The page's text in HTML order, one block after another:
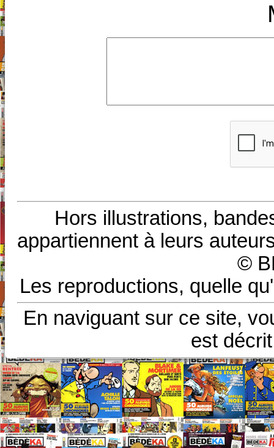
Hors illustrations,
appartiennent à leurs
©
Les reproductions, quelle
En naviguant sur ce site,
est